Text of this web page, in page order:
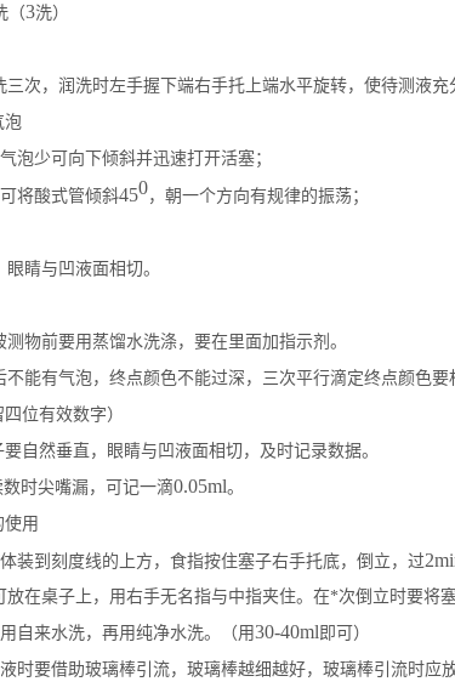
（3洗）
三次，润洗时左手握下端右手托上端水平旋转，使待测液
泡
泡少可向下倾斜并迅速打开活塞；
将酸式管倾斜450，朝一个方向有规律的振荡；
睛与凹液面相切。
测物前要用蒸馏水洗涤，要在里面加指示剂。
不能有气泡，终点颜色不能过深，三次平行滴定终点颜色
位有效数字）
自然垂直，眼睛与凹液面相切，及时记录数据。
时尖嘴漏，可记一滴0.05ml。
使用
装到刻度线的上方，食指按住塞子右手托底，倒立，过
放在桌子上，用右手无名指与中指夹住。在*次倒立时要将
自来水洗，再用纯净水洗。（用30-40ml即可）
时要借助玻璃棒引流，玻璃棒越细越好，玻璃棒引流时应